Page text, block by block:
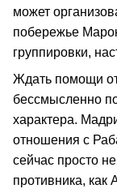
может
побережье
группировки,
Ждать помощи
бессмысленно
характера.
отношения с
сейчас просто
противника,